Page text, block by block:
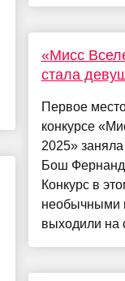
«Мисс
стала
Первое
конкурсе
2025»
Бош
Конкурс в
необычными
выходили на